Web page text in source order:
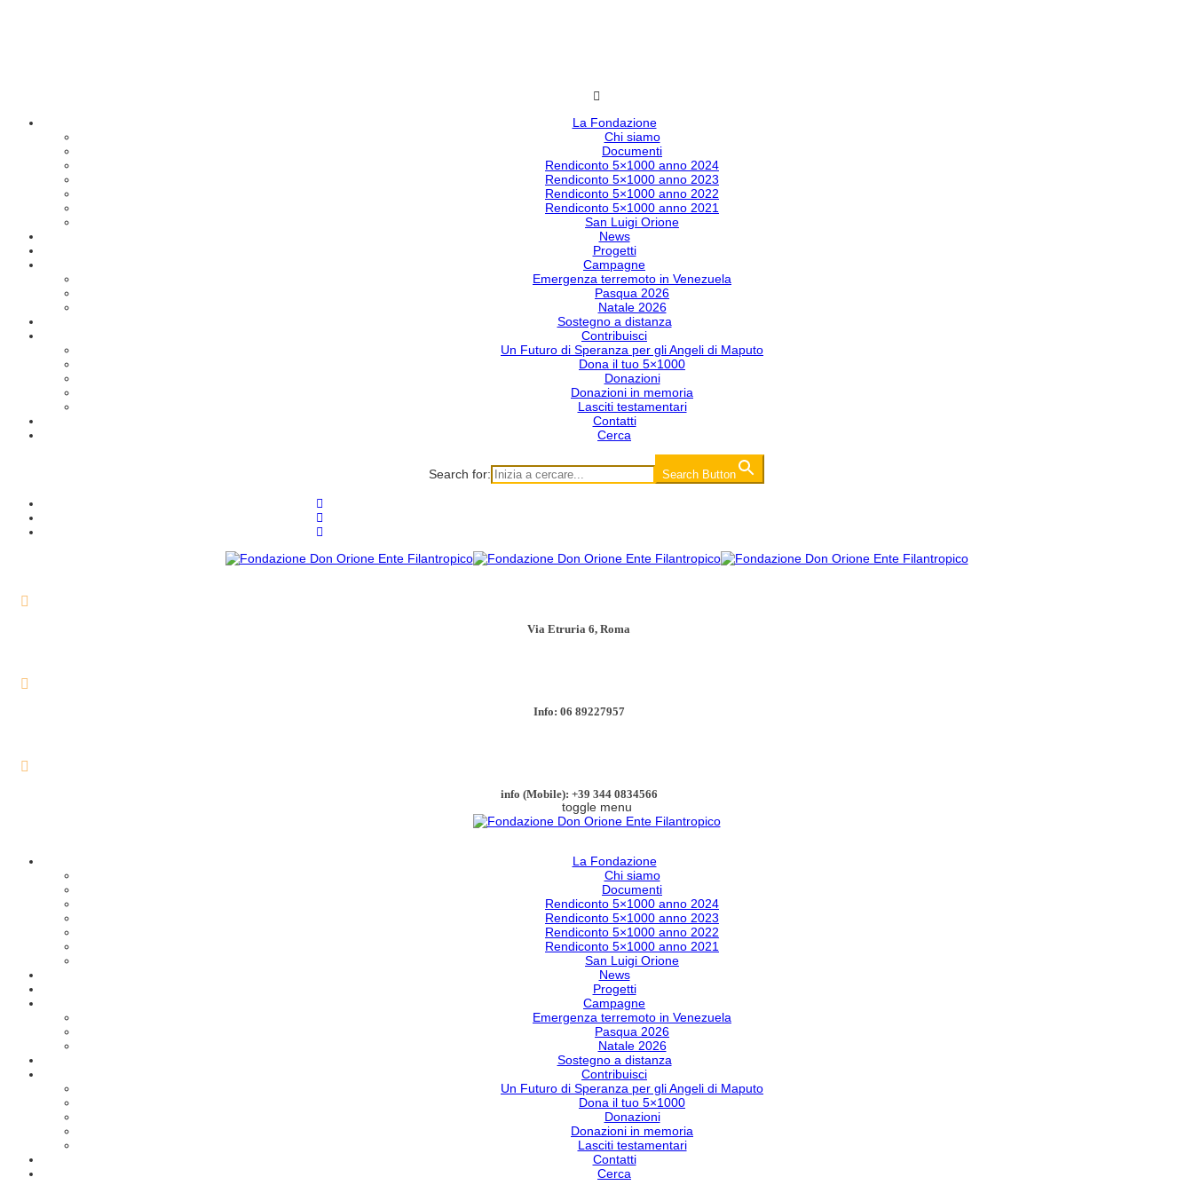
La Fondazione
Chi siamo
Documenti
Rendiconto 5×1000 anno 2024
Rendiconto 5×1000 anno 2023
Rendiconto 5×1000 anno 2022
Rendiconto 5×1000 anno 2021
San Luigi Orione
News
Progetti
Campagne
Emergenza terremoto in Venezuela
Pasqua 2026
Natale 2026
Sostegno a distanza
Contribuisci
Un Futuro di Speranza per gli Angeli di Maputo
Dona il tuo 5×1000
Donazioni
Donazioni in memoria
Lasciti testamentari
Contatti
Cerca
Search for: Search Button
Via Etruria 6, Roma
Info: 06 89227957
info (Mobile): +39 344 0834566
toggle menu
La Fondazione
Chi siamo
Documenti
Rendiconto 5×1000 anno 2024
Rendiconto 5×1000 anno 2023
Rendiconto 5×1000 anno 2022
Rendiconto 5×1000 anno 2021
San Luigi Orione
News
Progetti
Campagne
Emergenza terremoto in Venezuela
Pasqua 2026
Natale 2026
Sostegno a distanza
Contribuisci
Un Futuro di Speranza per gli Angeli di Maputo
Dona il tuo 5×1000
Donazioni
Donazioni in memoria
Lasciti testamentari
Contatti
Cerca